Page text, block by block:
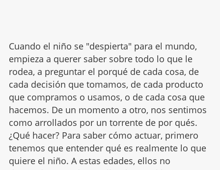
Cuando el niño se "despierta" para el mundo,
empieza a querer saber sobre todo lo que le
rodea, a preguntar el porqué de cada cosa, de
cada decisión que tomamos, de cada producto
que compramos o usamos, o de cada cosa que
hacemos. De un momento a otro, nos sentimos
como arrollados por un torrente de por qués.
¿Qué hacer? Para saber cómo actuar, primero
tenemos que entender qué es realmente lo que
quiere el niño. A estas edades, ellos no